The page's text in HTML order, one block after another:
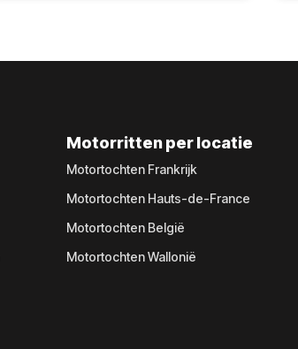
Motorritten per locatie
Motortochten Frankrijk
Motortochten Hauts-de-France
Motortochten België
Motortochten Wallonië